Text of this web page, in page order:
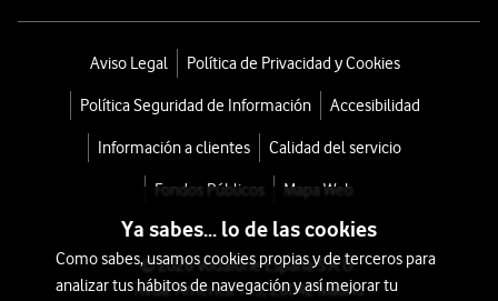
Aviso Legal Política de Privacidad y Cookies
Política Seguridad de Información Accesibilidad
Información a clientes Calidad del servicio
Fondos Públicos Mapa Web
© 2026 Vodafone España S.A.U.
Avda. América 115, 28042 Madrid
Ya sabes... lo de las cookies
Como sabes, usamos cookies propias y de terceros para
analizar tus hábitos de navegación y así mejorar tu